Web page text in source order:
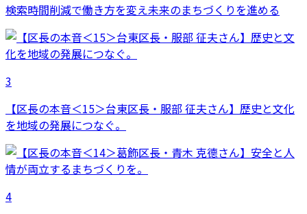
検索時間削減で働き方を変え未来のまちづくりを進める
3
【区長の本音＜15＞台東区長・服部 征夫さん】歴史と文化
を地域の発展につなぐ。
4